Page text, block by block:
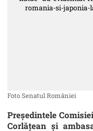
Foto Senatul României
Președintele
Corlățean și